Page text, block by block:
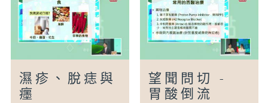
濕疹、脫痣與
癦
望聞問切 -
胃酸倒流